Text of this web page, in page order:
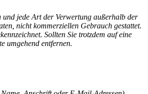
und jede Art der Verwertung außerhalb der
nicht kommerziellen Gebrauch gestattet.
Sollten Sie trotzdem auf eine
umgehend entfernen.